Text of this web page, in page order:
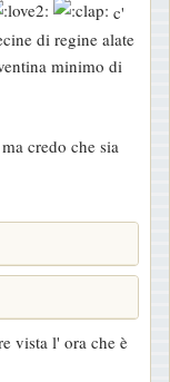
c'
di regine alate
minimo di
credo che sia
vista l' ora che è